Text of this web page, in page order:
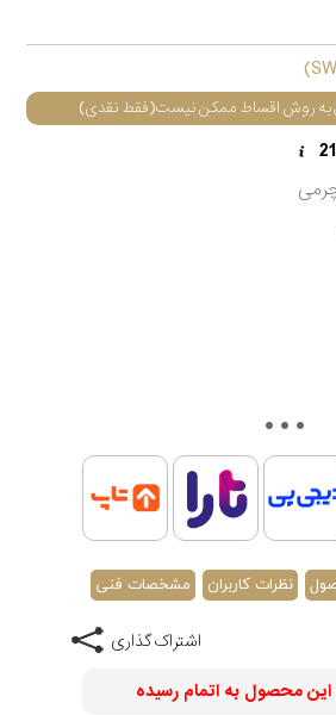
به روش اقساط ممکن نیست(فقط نقدی)
کالا
نظرات کاربران مشخصات فنی
اشتراک گذاری
محصول به اتمام رسیده